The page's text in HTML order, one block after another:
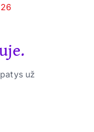
Užkandžiai
už